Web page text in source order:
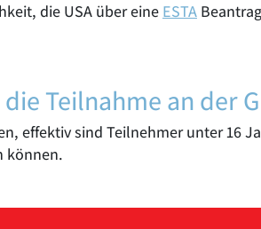
die USA über eine ESTA
Teilnahme an der
effektiv sind Teilnehmer unter 16
können.